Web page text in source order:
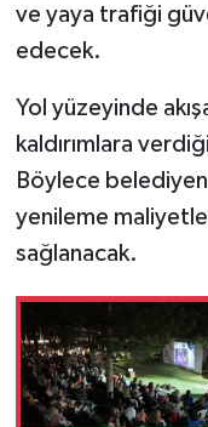
ve yaya trafiği
edecek.
Yol yüzeyinde
kaldırımlara
Böylece
yenileme
sağlanacak.